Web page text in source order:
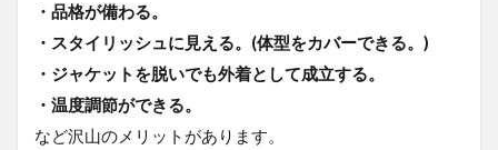
・品格が備わる。
・スタイリッシュに見える。(体型をカバーできる。)
・ジャケットを脱いでも外着として成立する。
・温度調節ができる。
など沢山のメリットがあります。